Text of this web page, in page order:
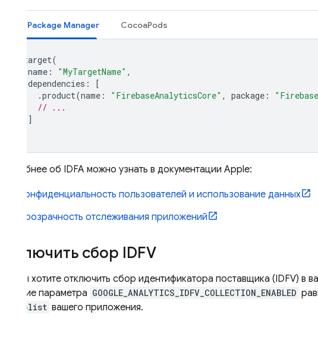
Swift Package Manager CocoaPods
target(
name : "MyTargetName" ,
dependencies :
[
.product(name : "FirebaseAnalyticsCore" , package :
// ...
]
Подробнее об IDFA можно узнать в документации Apple:
Конфиденциальность пользователей и использование данных
Прозрачность отслеживания приложений
Отключить сбор IDFV
Если вы хотите отключить сбор идентификатора поставщика (IDFV) в
значение параметра GOOGLE_ANALYTICS_IDFV_COLLECTION_ENABLED
Info.plist вашего приложения.